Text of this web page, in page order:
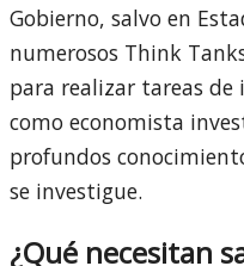
Gobierno, salvo en
numerosos Think
para realizar tareas
como economista
profundos
se investigue.
¿Qué necesitan